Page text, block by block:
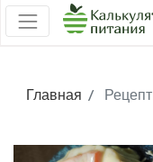
Главная Рецепт